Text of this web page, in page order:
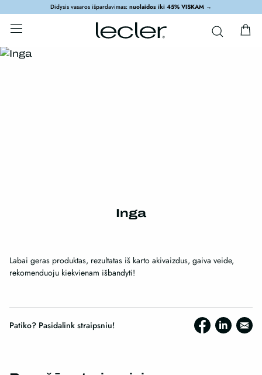
Didysis vasaros išpardavimas: nuolaidos iki 45% VISKAM →
Inga
Labai geras produktas, rezultatas iš karto akivaizdus, gaiva veide,
rekomenduoju kiekvienam išbandyti!
Patiko? Pasidalink straipsniu!